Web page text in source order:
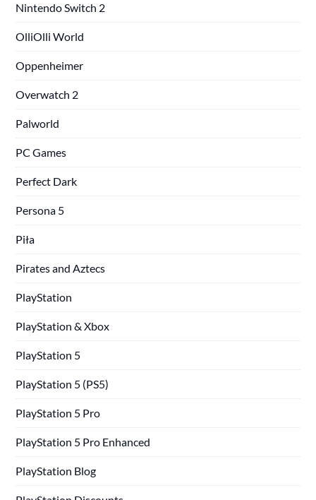
Nintendo Switch 2
OlliOlli World
Oppenheimer
Overwatch 2
Palworld
PC Games
Perfect Dark
Persona 5
Piła
Pirates and Aztecs
PlayStation
PlayStation & Xbox
PlayStation 5
PlayStation 5 (PS5)
PlayStation 5 Pro
PlayStation 5 Pro Enhanced
PlayStation Blog